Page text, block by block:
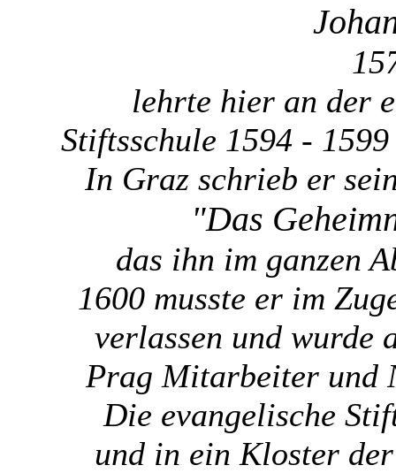
lehrte hier an der
Stiftsschule 1594 -
In Graz schrieb er
"Das
das ihn im ganzen
1600 musste er im
verlassen und wurde
Prag Mitarbeiter und
Die evangelische
und in ein Kloster